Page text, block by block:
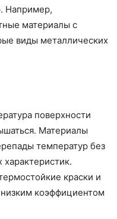
Например,
материалы с
виды металлических
поверхности
Материалы
температур без
характеристик.
краски и
коэффициентом